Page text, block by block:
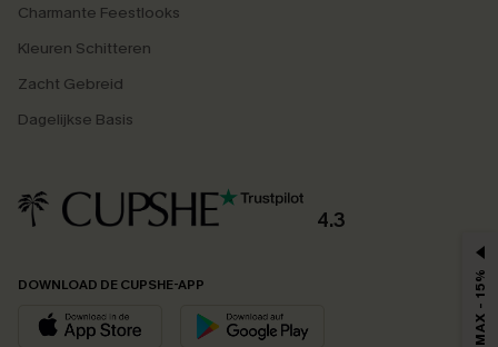
Charmante Feestlooks
Kleuren Schitteren
Zacht Gebreid
Dagelijkse Basis
4.3
DOWNLOAD DE CUPSHE-APP MAX - 15%